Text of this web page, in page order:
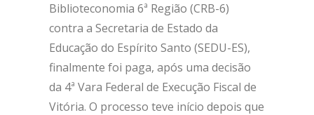
Biblioteconomia 6ª Região (CRB-6)
contra a Secretaria de Estado da
Educação do Espírito Santo (SEDU-ES),
finalmente foi paga, após uma decisão
da 4ª Vara Federal de Execução Fiscal de
Vitória. O processo teve início depois que